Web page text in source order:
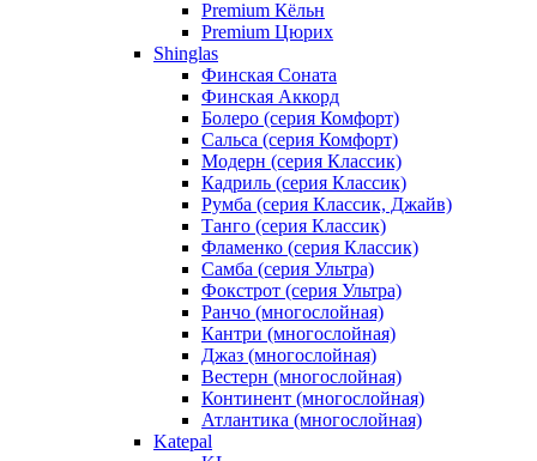
Premium Кёльн
Premium Цюрих
Shinglas
Финская Соната
Финская Аккорд
Болеро (серия Комфорт)
Сальса (серия Комфорт)
Модерн (серия Классик)
Кадриль (серия Классик)
Румба (серия Классик, Джайв)
Танго (серия Классик)
Фламенко (серия Классик)
Самба (серия Ультра)
Фокстрот (серия Ультра)
Ранчо (многослойная)
Кантри (многослойная)
Джаз (многослойная)
Вестерн (многослойная)
Континент (многослойная)
Атлантика (многослойная)
Katepal